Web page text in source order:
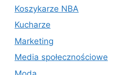
Koszykarze NBA
Kucharze
Marketing
Media społecznościowe